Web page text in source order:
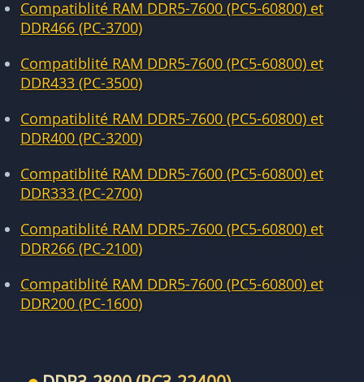
Compatiblité RAM DDR5-7600 (PC5-60800) et
DDR466 (PC-3700)
Compatiblité RAM DDR5-7600 (PC5-60800) et
DDR433 (PC-3500)
Compatiblité RAM DDR5-7600 (PC5-60800) et
DDR400 (PC-3200)
Compatiblité RAM DDR5-7600 (PC5-60800) et
DDR333 (PC-2700)
Compatiblité RAM DDR5-7600 (PC5-60800) et
DDR266 (PC-2100)
Compatiblité RAM DDR5-7600 (PC5-60800) et
DDR200 (PC-1600)